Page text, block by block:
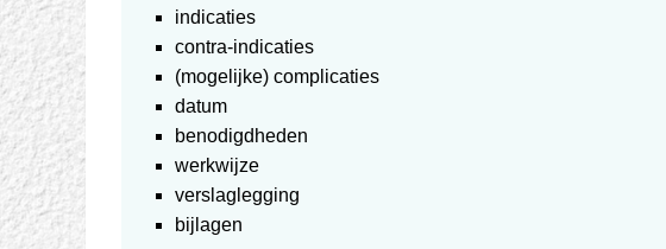
indicaties
contra-indicaties
(mogelijke) complicaties
datum
benodigdheden
werkwijze
verslaglegging
bijlagen